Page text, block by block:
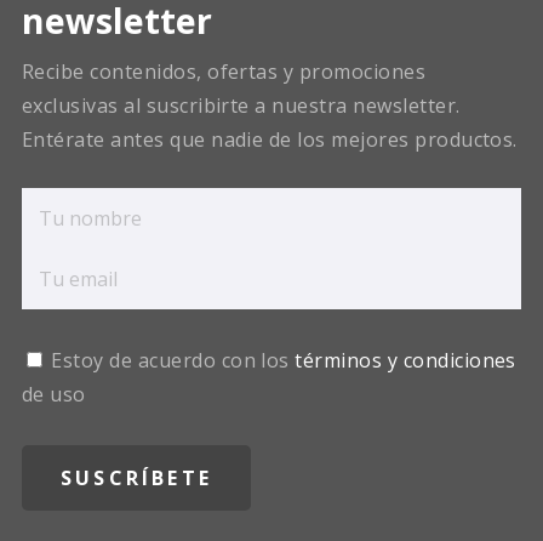
newsletter
Recibe contenidos, ofertas y promociones
exclusivas al suscribirte a nuestra newsletter.
Entérate antes que nadie de los mejores productos.
Estoy de acuerdo con lostérminos y condiciones
de uso